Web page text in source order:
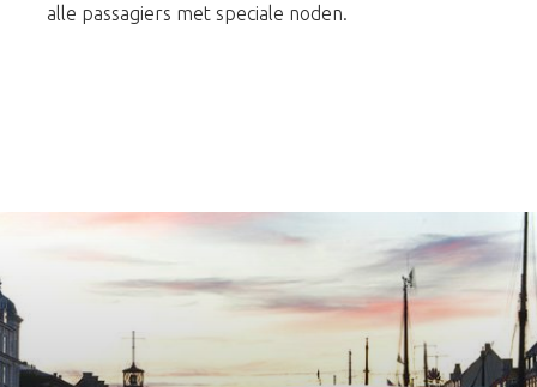
alle passagiers met speciale noden.